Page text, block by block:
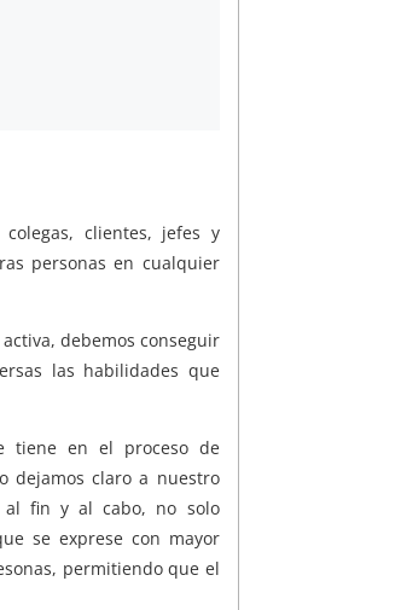
clientes, jefes y
personas en cualquier
debemos conseguir
las habilidades que
tiene en el proceso de
dejamos claro a nuestro
al fin y al cabo, no solo
se exprese con mayor
permitiendo que el